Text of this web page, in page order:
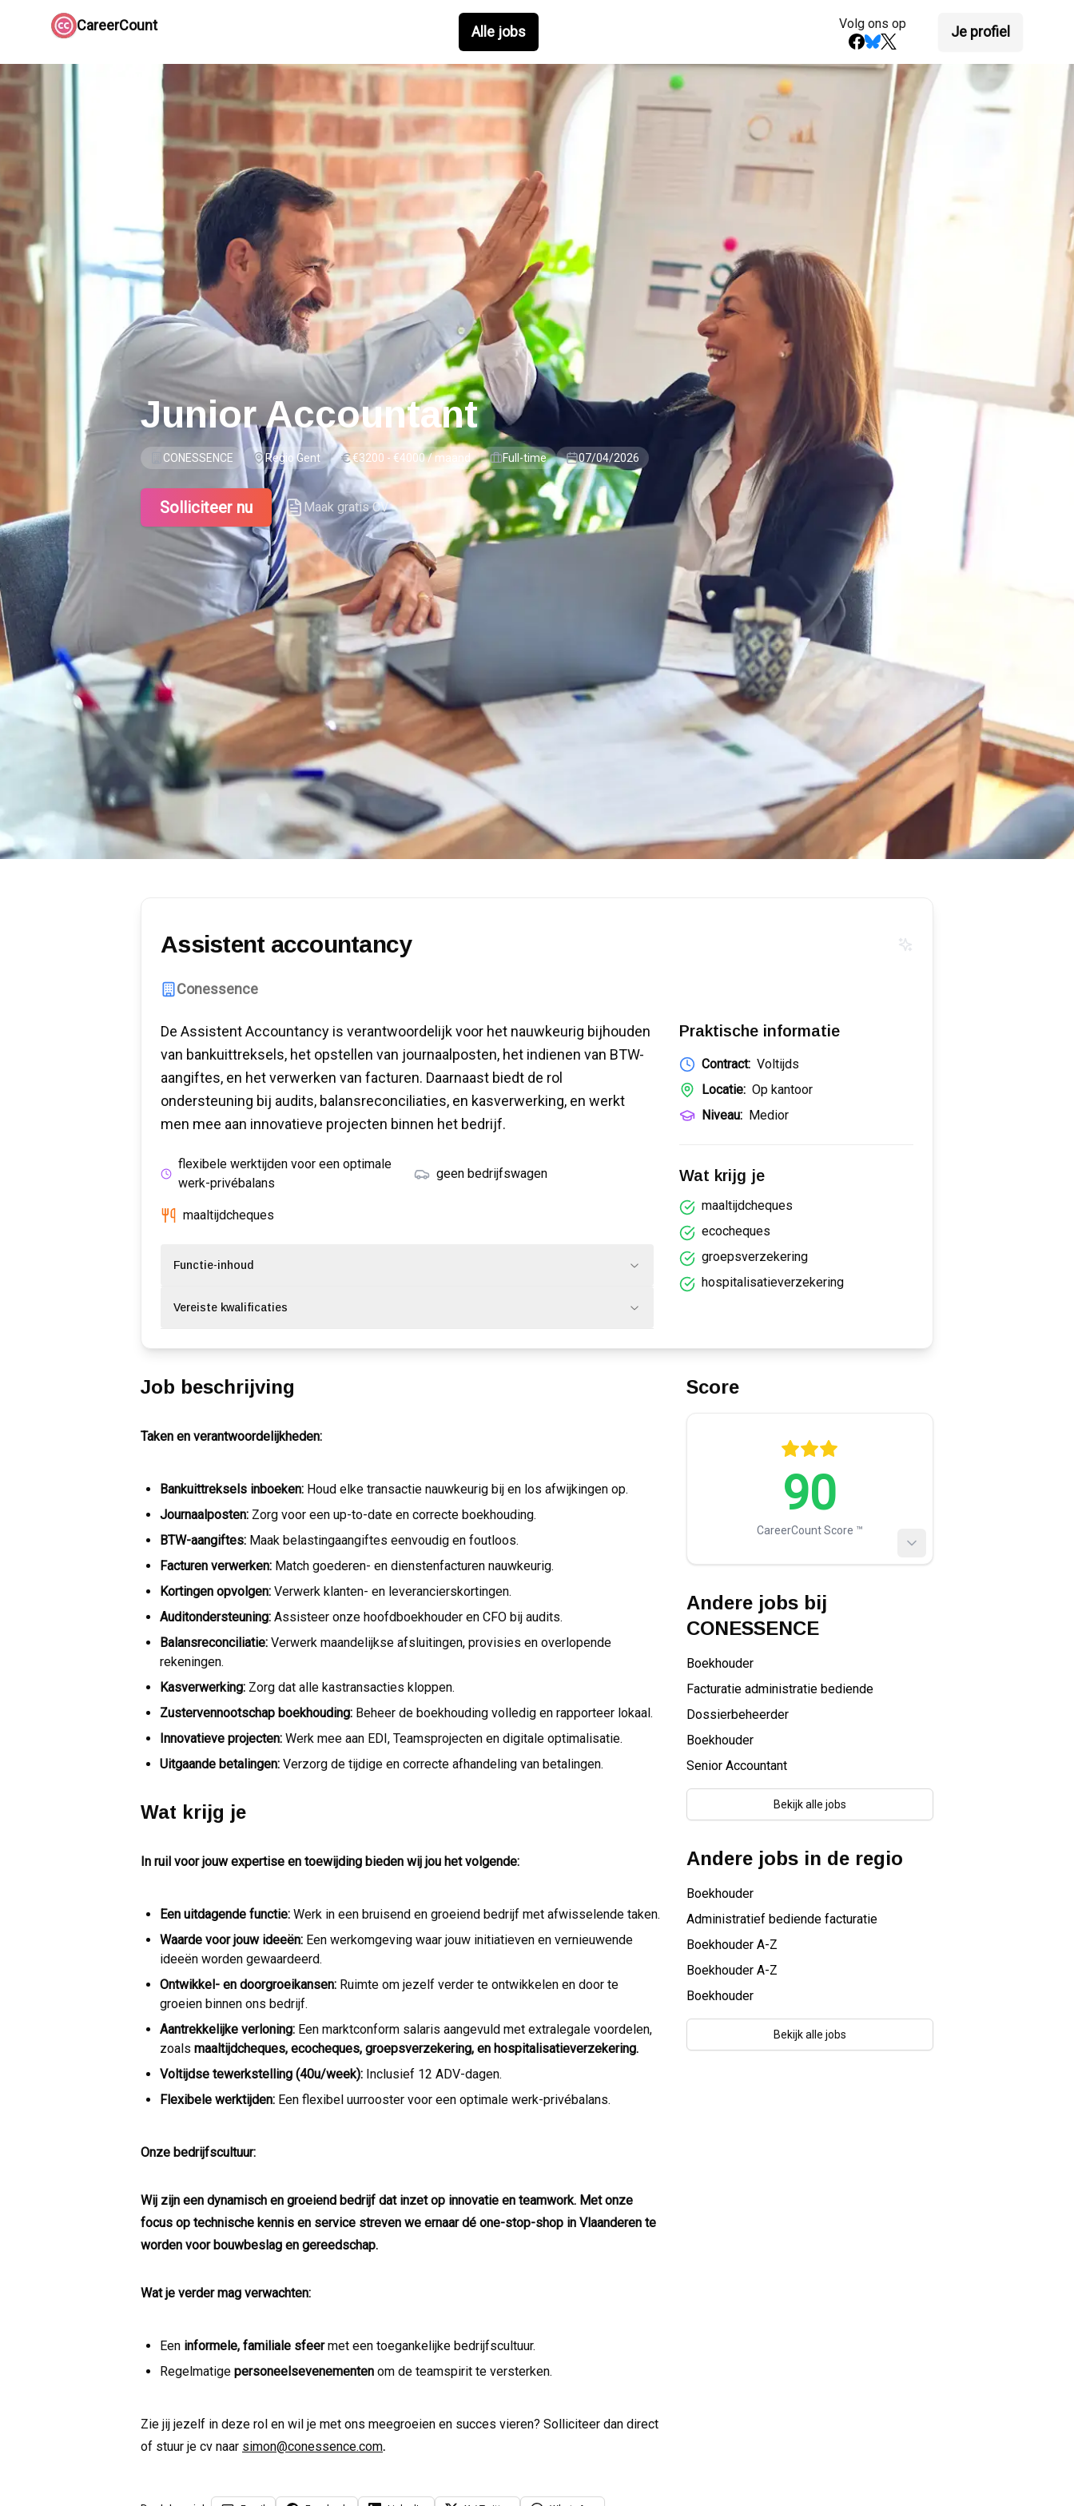
CareerCount Alle jobs Volg ons op Je profiel
Junior Accountant
CONESSENCE Regio Gent €3200 - €4000 / maand Full-time 07/04/2026
Solliciteer nu Maak gratis CV
Assistent accountancy
Conessence
De Assistent Accountancy is verantwoordelijk voor het nauwkeurig bijhouden
van bankuittreksels, het opstellen van journaalposten, het indienen van BTW-
aangiftes, en het verwerken van facturen. Daarnaast biedt de rol
ondersteuning bij audits, balansreconciliaties, en kasverwerking, en werkt
men mee aan innovatieve projecten binnen het bedrijf.
flexibele werktijden voor een optimale
werk-privébalans
geen bedrijfswagen
maaltijdcheques
Functie-inhoud
Vereiste kwalificaties
Praktische informatie
Contract: Voltijds
Locatie: Op kantoor
Niveau: Medior
Wat krijg je
maaltijdcheques
ecocheques
groepsverzekering
hospitalisatieverzekering
Job beschrijving
Taken en verantwoordelijkheden:
Bankuittreksels inboeken: Houd elke transactie nauwkeurig bij en los afwijkingen op.
Journaalposten: Zorg voor een up-to-date en correcte boekhouding.
BTW-aangiftes: Maak belastingaangiftes eenvoudig en foutloos.
Facturen verwerken: Match goederen- en dienstenfacturen nauwkeurig.
Kortingen opvolgen: Verwerk klanten- en leverancierskortingen.
Auditondersteuning: Assisteer onze hoofdboekhouder en CFO bij audits.
Balansreconciliatie: Verwerk maandelijkse afsluitingen, provisies en overlopende
rekeningen.
Kasverwerking: Zorg dat alle kastransacties kloppen.
Zustervennootschap boekhouding: Beheer de boekhouding volledig en rapporteer lokaal.
Innovatieve projecten: Werk mee aan EDI, Teamsprojecten en digitale optimalisatie.
Uitgaande betalingen: Verzorg de tijdige en correcte afhandeling van betalingen.
Wat krijg je
In ruil voor jouw expertise en toewijding bieden wij jou het volgende:
Een uitdagende functie: Werk in een bruisend en groeiend bedrijf met afwisselende taken.
Waarde voor jouw ideeën: Een werkomgeving waar jouw initiatieven en vernieuwende
ideeën worden gewaardeerd.
Ontwikkel- en doorgroeikansen: Ruimte om jezelf verder te ontwikkelen en door te
groeien binnen ons bedrijf.
Aantrekkelijke verloning: Een marktconform salaris aangevuld met extralegale voordelen,
zoals maaltijdcheques, ecocheques, groepsverzekering, en hospitalisatieverzekering.
Voltijdse tewerkstelling (40u/week): Inclusief 12 ADV-dagen.
Flexibele werktijden: Een flexibel uurrooster voor een optimale werk-privébalans.
Onze bedrijfscultuur:
Wij zijn een dynamisch en groeiend bedrijf dat inzet op innovatie en teamwork. Met onze
focus op technische kennis en service streven we ernaar dé one-stop-shop in Vlaanderen te
worden voor bouwbeslag en gereedschap.
Wat je verder mag verwachten:
Een informele, familiale sfeermet een toegankelijke bedrijfscultuur.
Regelmatige personeelsevenementen om de teamspirit te versterken.
Zie jij jezelf in deze rol en wil je met ons meegroeien en succes vieren? Solliciteer dan direct
of stuur je cv naar simon@conessence.com.
Score
90
CareerCount Score ™️
Andere jobs bij
CONESSENCE
Boekhouder
Facturatie administratie bediende
Dossierbeheerder
Boekhouder
Senior Accountant
Bekijk alle jobs
Andere jobs in de regio
Boekhouder
Administratief bediende facturatie
Boekhouder A-Z
Boekhouder A-Z
Boekhouder
Bekijk alle jobs